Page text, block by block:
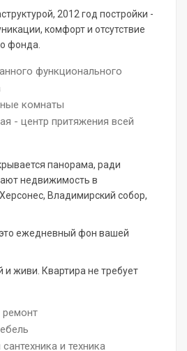
2012 год постройки -
комфорт и отсутствие
фонда.
функционального
комнаты
- центр притяжения всей
панорама, ради
недвижимость в
Владимирский собор,
ежедневный фон вашей
и живи. Квартира не требует
и техника